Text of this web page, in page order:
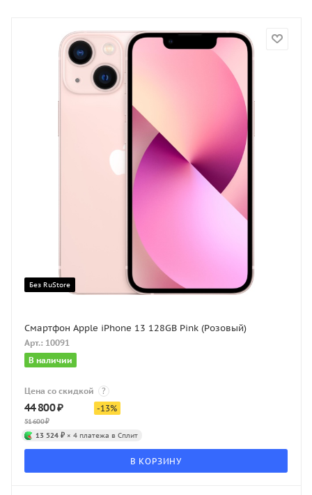
Без RuStore
Смартфон Apple iPhone 13 128GB Pink (Розовый)
Арт.: 10091
В наличии
Цена со скидкой ?
44 800₽
51 600₽
-13%
13 524 ₽ × 4 платежа в Сплит
В КОРЗИНУ